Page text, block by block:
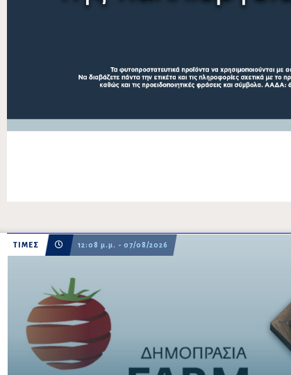
ΤΙΜΕΣ 12:08 μ.μ. - 07/08/2026